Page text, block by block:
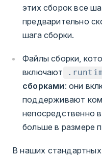
этих сборок все
предварительно
шага сборки.
Файлы сборки,
включают
сборками: они
поддерживают
непосредственно
больше в размере
В наших